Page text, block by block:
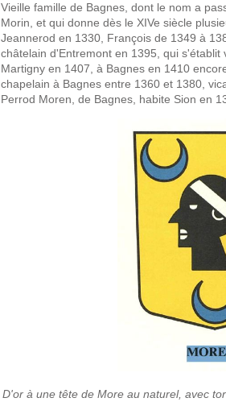
Vieille famille de Bagnes, dont le nom a
Morin, et qui donne dès le XIVe siècle
Jeannerod en 1330, François de 1349 à
châtelain d'Entremont en 1395, qui
Martigny en 1407, à Bagnes en 1410
chapelain à Bagnes entre 1360 et 1380,
Perrod Moren, de Bagnes, habite Sion en
D'or à une tête de More au naturel, avec